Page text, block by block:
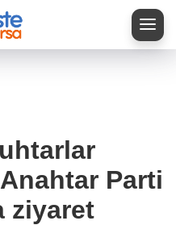
Parti
ziyaret